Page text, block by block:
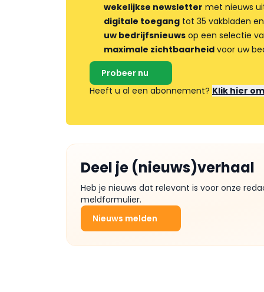
wekelijkse newsletter met nieuws
digitale toegang tot 35 vakbladen
uw bedrijfsnieuws op een selectie
maximale zichtbaarheid voor uw
Probeer nu
Heeft u al een abonnement? Klik hier
Deel je (nieuws)verhaal
Heb je nieuws dat relevant is voor onze
meldformulier.
Nieuws melden